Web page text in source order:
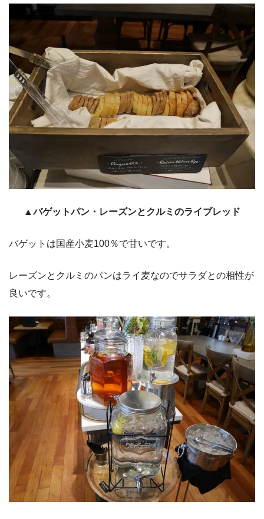
▲バゲットパン・レーズンとクルミのライブレッド
バゲットは国産小麦100％で甘いです。
レーズンとクルミのパンはライ麦なのでサラダとの相性が
良いです。